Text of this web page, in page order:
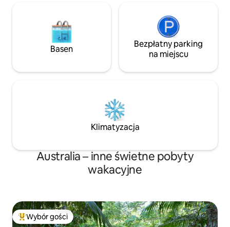
Basen
Bezpłatny parking
na miejscu
Klimatyzacja
Australia – inne świetne pobyty
wakacyjne
Najpopularniejsze z kategorii Wybór gości
Wybór gości